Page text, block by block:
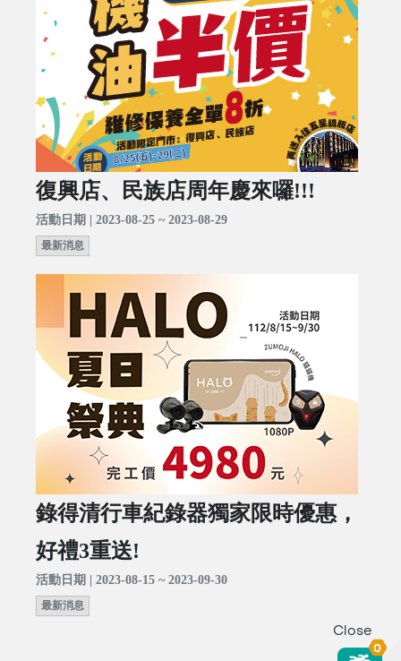
復興店、民族店周年慶來囉!!!
活動日期 | 2023-08-25 ~ 2023-08-29
最新消息
錄得清行車紀錄器獨家限時優惠，
好禮3重送!
活動日期 | 2023-08-15 ~ 2023-09-30
最新消息
Close
0